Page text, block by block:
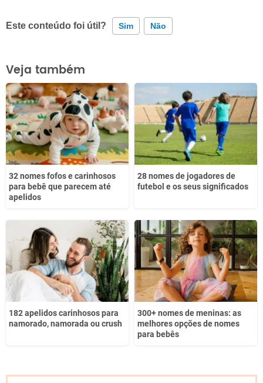
Este conteúdo foi útil? Sim Não
Este conteúdo contém informação incorreta
Este conteúdo não tem a informação que procuro
Outro
Veja também
32 nomes fofos e carinhosos
para bebê que parecem até
apelidos
28 nomes de jogadores de
futebol e os seus significados
182 apelidos carinhosos para
namorado, namorada ou crush
300+ nomes de meninas: as
melhores opções de nomes
para bebês